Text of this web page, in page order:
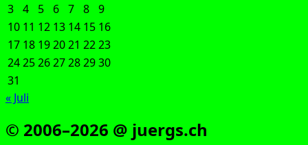
3 4 5 6 7 8 9
10 11 12 13 14 15 16
17 18 192021 2223
24252627282930
31
« Juli
© 2006–2026 @ juergs.ch